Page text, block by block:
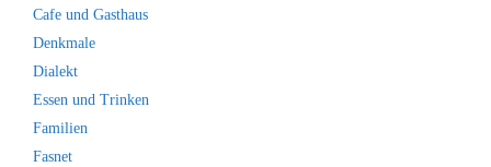
Cafe und Gasthaus
Denkmale
Dialekt
Essen und Trinken
Familien
Fasnet